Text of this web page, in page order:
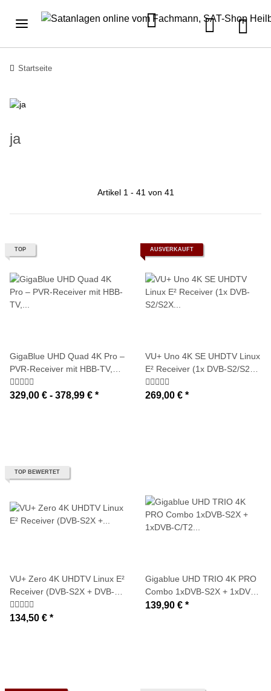
Startseite
ja
Artikel 1 - 41 von 41
TOP
GigaBlue UHD Quad 4K Pro –
PVR-Receiver mit HBB-TV,
Bluetooth 5.4, 2x FBC DVB-
S2 - DVB-C/T2 Tuner, Gigabit-
329,00 € - 378,99 € *
AUSVERKAUFT
VU+ Uno 4K SE UHDTV Linux
E² Receiver (1x DVB-S2/S2X
Twin / DVB-C FBC-Tuner oder
DVB-T2 MTSIF Twin-Tuner /
269,00 € *
TOP BEWERTET
VU+ Zero 4K UHDTV Linux E²
Receiver (DVB-S2X + DVB-
C/T2 h2.65 Tuner)
134,50 € *
Gigablue UHD TRIO 4K PRO
Combo 1xDVB-S2X + 1xDVB-
C/T2 Tuner WLAN 2160p E2
139,90 € *